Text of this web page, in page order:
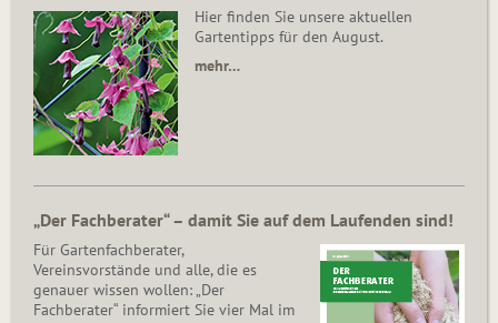
Hier finden Sie unsere aktuellen
Gartentipps für den August.
mehr…
„Der Fachberater“ – damit Sie auf dem Laufenden sind!
Für Gartenfachberater,
Vereinsvorstände und alle, die es
genauer wissen wollen: „Der
Fachberater“ informiert Sie vier Mal im